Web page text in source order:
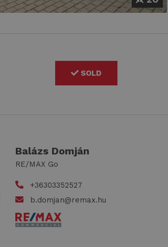
SOLD
Balázs Domján
RE/MAX Go
+36303352527
b.domjan@remax.hu